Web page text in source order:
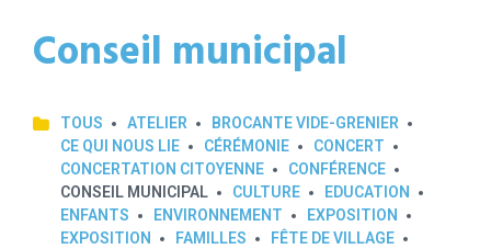
Conseil municipal
TOUS ATELIER
BROCANTE VIDE-GRENIER
CE QUI NOUS LIE
CÉRÉMONIE
CONCERT
CONCERTATION CITOYENNE
CONFÉRENCE
CONSEIL MUNICIPAL
CULTURE
EDUCATION
ENFANTS
ENVIRONNEMENT
EXPOSITION
EXPOSITION
FAMILLES
FÊTE DE VILLAGE